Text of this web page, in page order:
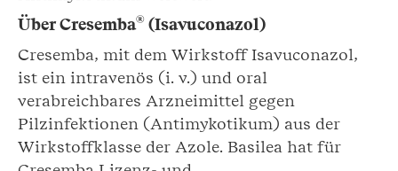
Über Cresemba® (Isavuconazol)
Cresemba, mit dem Wirkstoff Isavuconazol,
ist ein intravenös (i. v.) und oral
verabreichbares Arzneimittel gegen
Pilzinfektionen (Antimykotikum) aus der
Wirkstoffklasse der Azole. Basilea hat für